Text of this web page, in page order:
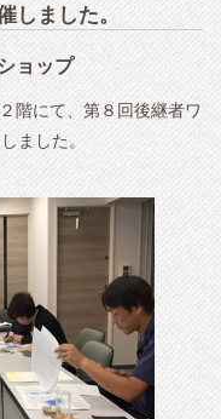
しました。
ョップ
階にて、第８回後継者ワ
ました。